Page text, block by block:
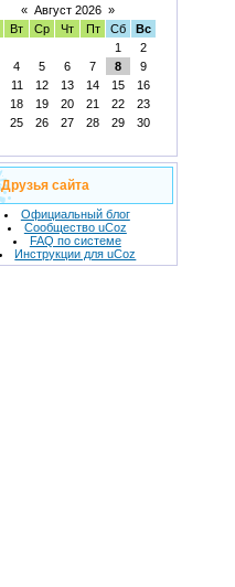
« Август 2026 »
Вт Ср Чт Пт Сб
Вс
1
2
4 5 6 7 8
9
11 12 13 14 15
16
18 19 20 21 22
23
25 26 27 28 29
30
Друзья сайта
Официальный блог
Сообщество uCoz
FAQ по системе
Инструкции для uCoz